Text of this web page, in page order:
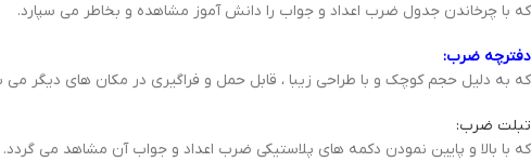
که با چرخاندن جدول ضرب اعداد و جواب را دانش آموز مشاهده و بخاطر می سپارد.
دفترچه ضرب:
که به دلیل حجم کوچک و با طراحی زیبا ، قابل حمل و فراگیری در مکان های دیگر می
تبلت ضرب:
که با بالا و پایین نمودن دکمه های پلاستیکی ضرب اعداد و جواب آن مشاهد می گردد.